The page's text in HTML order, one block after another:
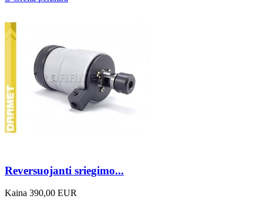
Reversuojanti sriegimo...
Kaina 390,00 EUR